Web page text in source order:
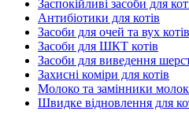
Заспокійливі засоби для
Антибіотики для котів
Засоби для очей та вух котів
Засоби для ШКТ котів
Засоби для виведення
Захисні коміри для котів
Молоко та замінники
Швидке відновлення для